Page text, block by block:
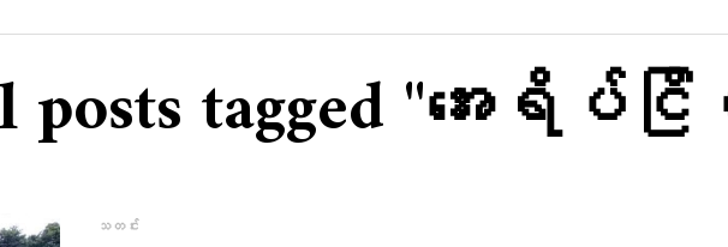
posts tagged "အေးရိ
သတင်း